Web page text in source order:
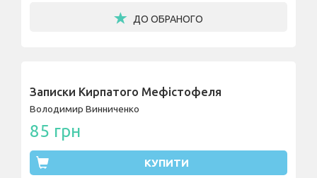
ДО ОБРАНОГО
Записки Кирпатого Мефістофеля
Володимир Винниченко
85 грн
КУПИТИ